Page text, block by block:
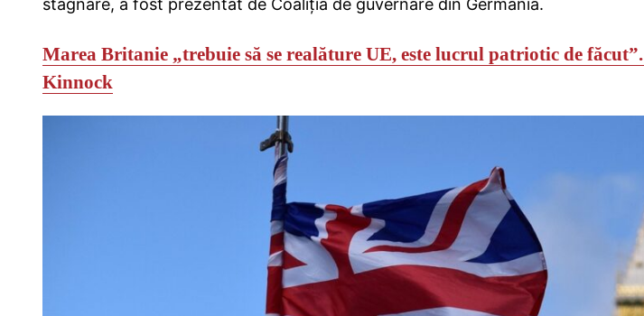
stagnare, a fost prezentat de Coaliția de guvernare din Germania.
Marea Britanie „trebuie să se realăture UE, este lucrul patriotic de făcut”.
Kinnock